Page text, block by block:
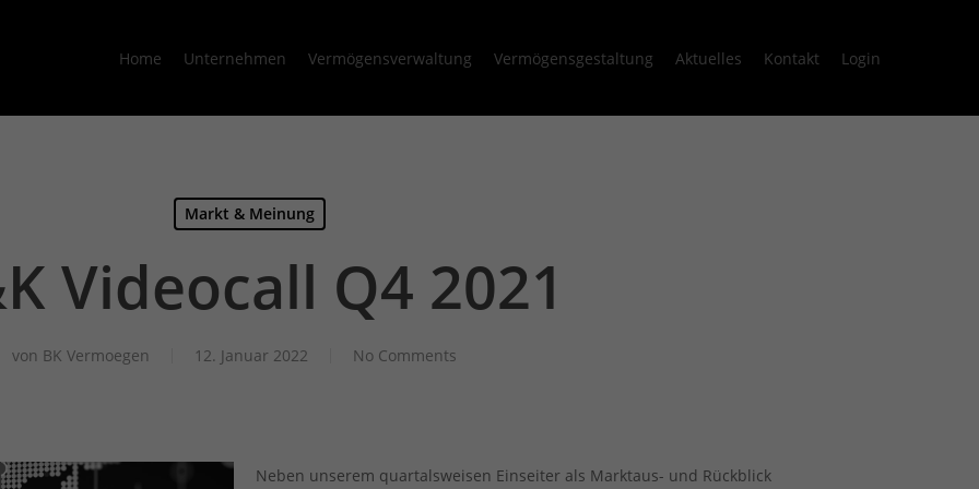
Home Unternehmen Vermögensverwaltung Vermögensgestaltung Aktuelles Kontakt Login
Markt & Meinung
Videocall Q4 2021
von BK Vermoegen 12. Januar 2022 No Comments
Neben unserem quartalsweisen Einseiter als Marktaus- und Rückblick